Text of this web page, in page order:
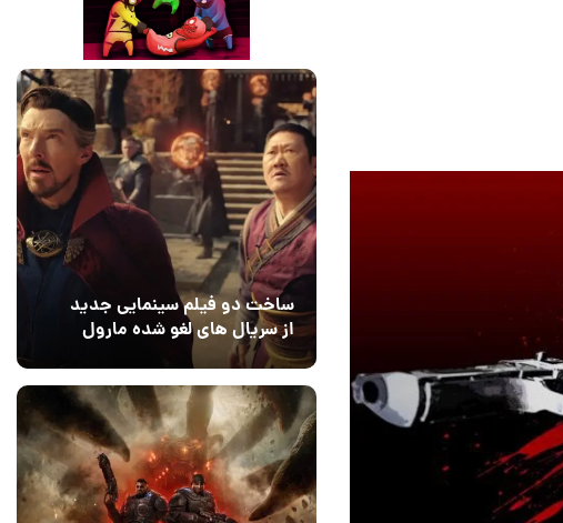
14 مرداد 1405
ساخت دو فیلم سینمایی جدید
از سریال های لغو شده مارول
۰